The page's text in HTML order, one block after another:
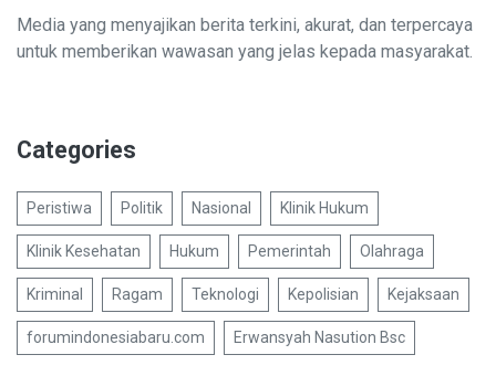
Media yang menyajikan berita terkini, akurat, dan terpercaya
untuk memberikan wawasan yang jelas kepada masyarakat.
Categories
Peristiwa Politik Nasional Klinik Hukum
Klinik Kesehatan Hukum Pemerintah Olahraga
Kriminal Ragam Teknologi Kepolisian Kejaksaan
forumindonesiabaru.com Erwansyah Nasution Bsc